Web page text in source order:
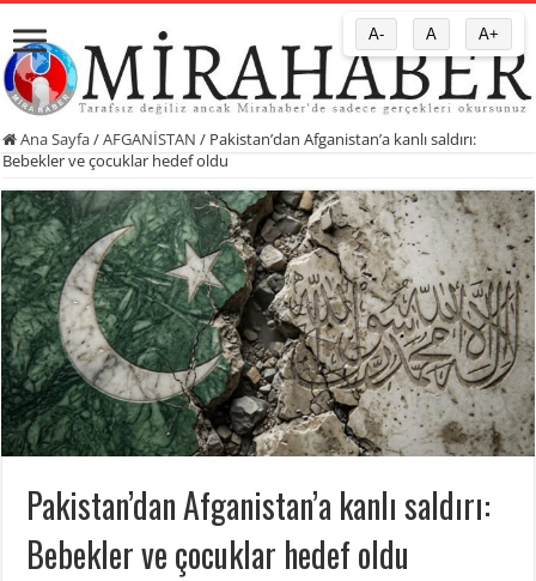
Ana Sayfa/AFGANİSTAN / Pakistan’dan Afganistan’a kanlı saldırı:
Bebekler ve çocuklar hedef oldu
Pakistan’dan Afganistan’a kanlı saldırı:
Bebekler ve çocuklar hedef oldu
A- A A+